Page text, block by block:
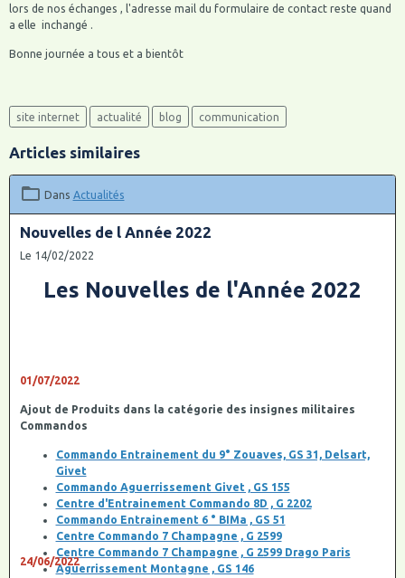
lors de nos échanges , l'adresse mail du formulaire de contact reste quand
a elle inchangé .
Bonne journée a tous et a bientôt
site internet actualité blog communication
Articles similaires
Dans Actualités
Nouvelles de l Année 2022
Le 14/02/2022
Les Nouvelles de l'Année 2022
01/07/2022
Ajout de Produits dans la catégorie des insignes militaires
Commandos
Commando Entrainement du 9° Zouaves, GS 31, Delsart,
Givet
Commando Aguerrissement Givet , GS 155
Centre d'Entrainement Commando 8D , G 2202
Commando Entrainement 6 ° BIMa , GS 51
Centre Commando 7 Champagne , G 2599
Centre Commando 7 Champagne , G 2599 Drago Paris
Aguerrissement Montagne , GS 146
24/06/2022